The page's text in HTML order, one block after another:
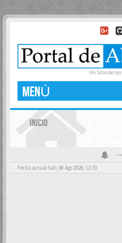
Un Sitio de Ley
MENÚ
INICIO
Fecha actual Sab, 08 Ago 2026, 12:33